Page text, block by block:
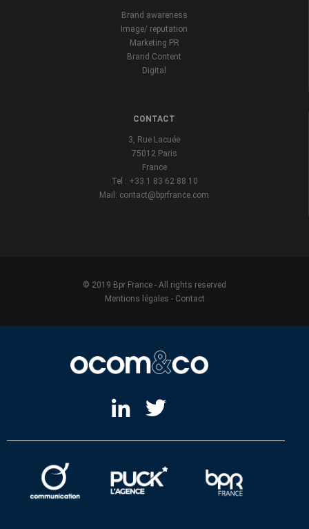
Brand awareness
Image/ reputation
Marketing PR
Brand Content
Digital
CONTACT
3, Rue Lacuée
75012 Paris
France
Tel : +33 1 83 62 88 10
Mail: contact@bprfrance.com
© 2019 Bpr France - All rights reserved
Mentions légales - Contact